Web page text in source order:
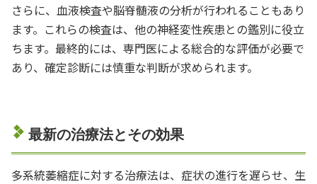
さらに、血液検査や脳脊髄液の分析が行われることもあり
ます。これらの検査は、他の神経変性疾患との鑑別に役立
ちます。最終的には、専門医による総合的な評価が必要で
あり、確定診断には慎重な判断が求められます。
最新の治療法とその効果
多系統萎縮症に対する治療法は、症状の進行を遅らせ、生